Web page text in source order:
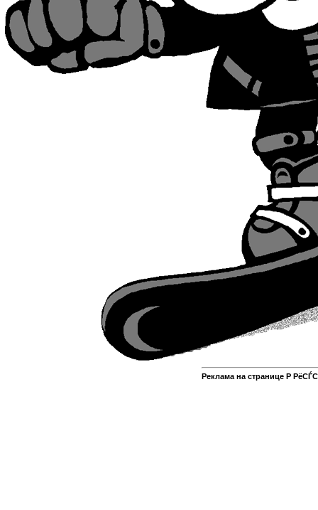
Реклама на странице Р